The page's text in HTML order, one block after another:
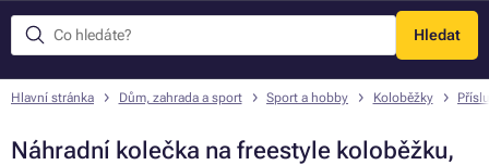
Hledat
Menu
Hlavní stránka Dům, zahrada a sport Sport a hobby Koloběžky
Náhradní kolečka na freestyle koloběžku,